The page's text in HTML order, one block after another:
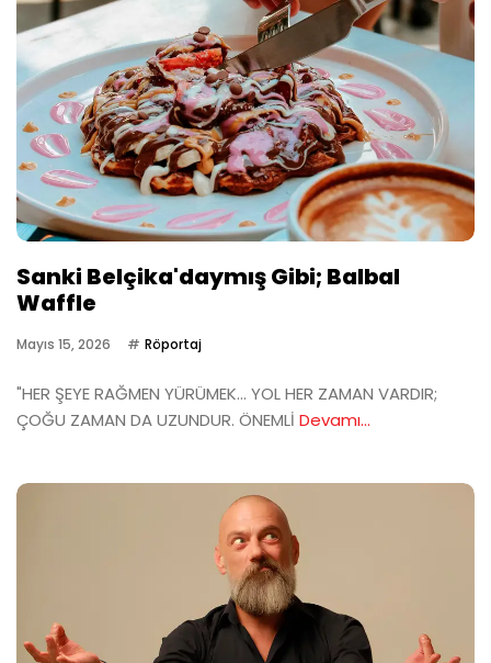
Sanki Belçika'daymış Gibi; Balbal
Waffle
Mayıs 15, 2026 Röportaj
"HER ŞEYE RAĞMEN YÜRÜMEK… YOL HER ZAMAN VARDIR;
ÇOĞU ZAMAN DA UZUNDUR. ÖNEMLİ Devamı...